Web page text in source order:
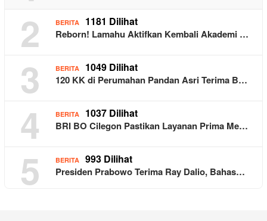
2 BERITA 1181 Dilihat
Reborn! Lamahu Aktifkan Kembali Akademi …
3 BERITA 1049 Dilihat
120 KK di Perumahan Pandan Asri Terima B…
4 BERITA 1037 Dilihat
BRI BO Cilegon Pastikan Layanan Prima Me…
5 BERITA 993 Dilihat
Presiden Prabowo Terima Ray Dalio, Bahas…